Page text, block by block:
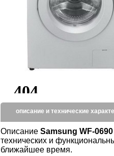
описание и технические
Описание Samsung WF-
технических и
ближайшее время.